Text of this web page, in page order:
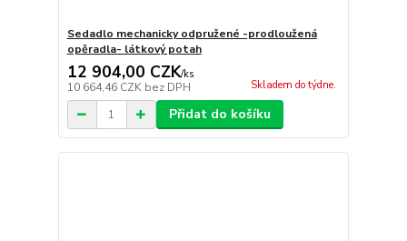
Sedadlo mechanicky odpružené -prodloužená
opěradla- látkový potah
12 904,00 CZK/ks
10 664,46 CZK bez DPH Skladem do týdne.
Přidat do košíku